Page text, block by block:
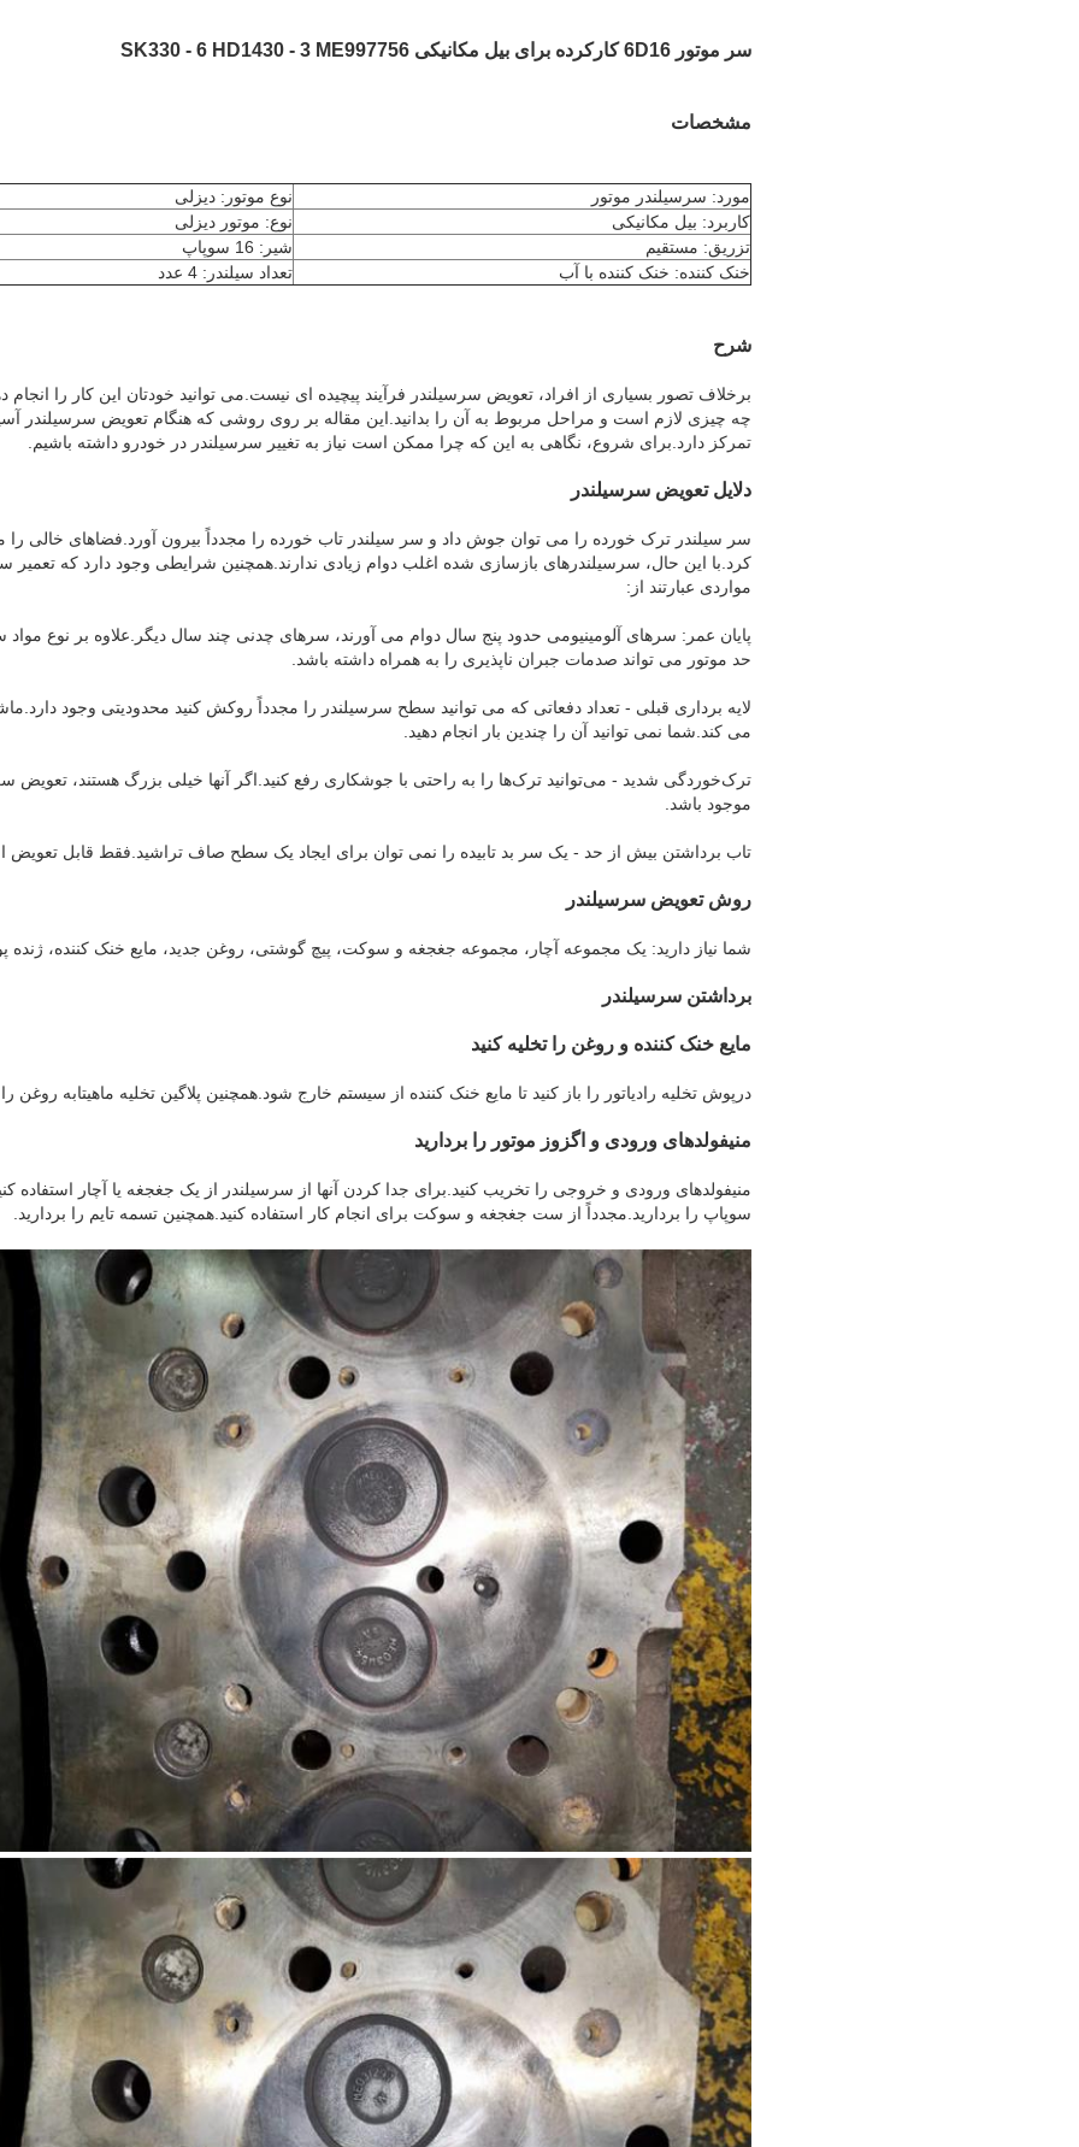
سر موتور 6D16 کارکرده برای بیل مکانیکی SK330 - 6 HD1430 - 3 ME997756
مشخصات
مورد: سرسیلندر موتور
نوع موتور: دیزلی
کاربرد: بیل مکانیکی
نوع: موتور دیزلی
تزریق: مستقیم
شیر: 16 سوپاپ
خنک کننده: خنک کننده با آب
تعداد سیلندر: 4 عدد
شرح
برخلاف تصور بسیاری از افراد، تعویض سرسیلندر فرآیند پیچیده ای نیست.می توانید خودتان این کار را انجام
چه چیزی لازم است و مراحل مربوط به آن را بدانید.این مقاله بر روی روشی که هنگام تعویض سرسیلندر
تمرکز دارد.برای شروع، نگاهی به این که چرا ممکن است نیاز به تغییر سرسیلندر در خودرو داشته باشیم.
دلایل تعویض سرسیلندر
سر سیلندر ترک خورده را می توان جوش داد و سر سیلندر تاب خورده را مجدداً بیرون آورد.فضاهای خالی را
کرد.با این حال، سرسیلندرهای بازسازی شده اغلب دوام زیادی ندارند.همچنین شرایطی وجود دارد که
مواردی عبارتند از:
پایان عمر: سرهای آلومینیومی حدود پنج سال دوام می آورند، سرهای چدنی چند سال دیگر.علاوه بر نوع
حد موتور می تواند صدمات جبران ناپذیری را به همراه داشته باشد.
لایه برداری قبلی - تعداد دفعاتی که می توانید سطح سرسیلندر را مجدداً روکش کنید محدودیتی وجود
می کند.شما نمی توانید آن را چندین بار انجام دهید.
ترک‌خوردگی شدید - می‌توانید ترک‌ها را به راحتی با جوشکاری رفع کنید.اگر آنها خیلی بزرگ هستند، تعویض
موجود باشد.
تاب برداشتن بیش از حد - یک سر بد تابیده را نمی توان برای ایجاد یک سطح صاف تراشید.فقط قابل
روش تعویض سرسیلندر
شما نیاز دارید: یک مجموعه آچار، مجموعه جغجغه و سوکت، پیچ گوشتی، روغن جدید، مایع خنک کننده،
برداشتن سرسیلندر
مایع خنک کننده و روغن را تخلیه کنید
درپوش تخلیه رادیاتور را باز کنید تا مایع خنک کننده از سیستم خارج شود.همچنین پلاگین تخلیه ماهیتابه روغن
منیفولدهای ورودی و اگزوز موتور را بردارید
منیفولدهای ورودی و خروجی را تخریب کنید.برای جدا کردن آنها از سرسیلندر از یک جغجغه یا آچار استفاده
سوپاپ را بردارید.مجدداً از ست جغجغه و سوکت برای انجام کار استفاده کنید.همچنین تسمه تایم را بردارید.